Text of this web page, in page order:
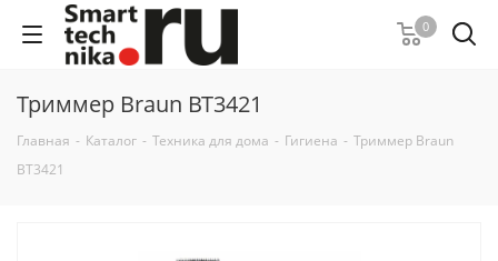
0
Триммер Braun BT3421
Главная - Каталог - Техника для дома - Гигиена - Триммер Braun
BT3421